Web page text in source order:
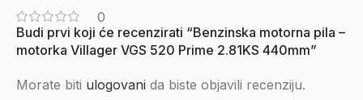
0
Budi prvi koji će recenzirati “Benzinska motorna pila –
motorka Villager VGS 520 Prime 2.81KS 440mm”
Morate biti ulogovani da biste objavili recenziju.